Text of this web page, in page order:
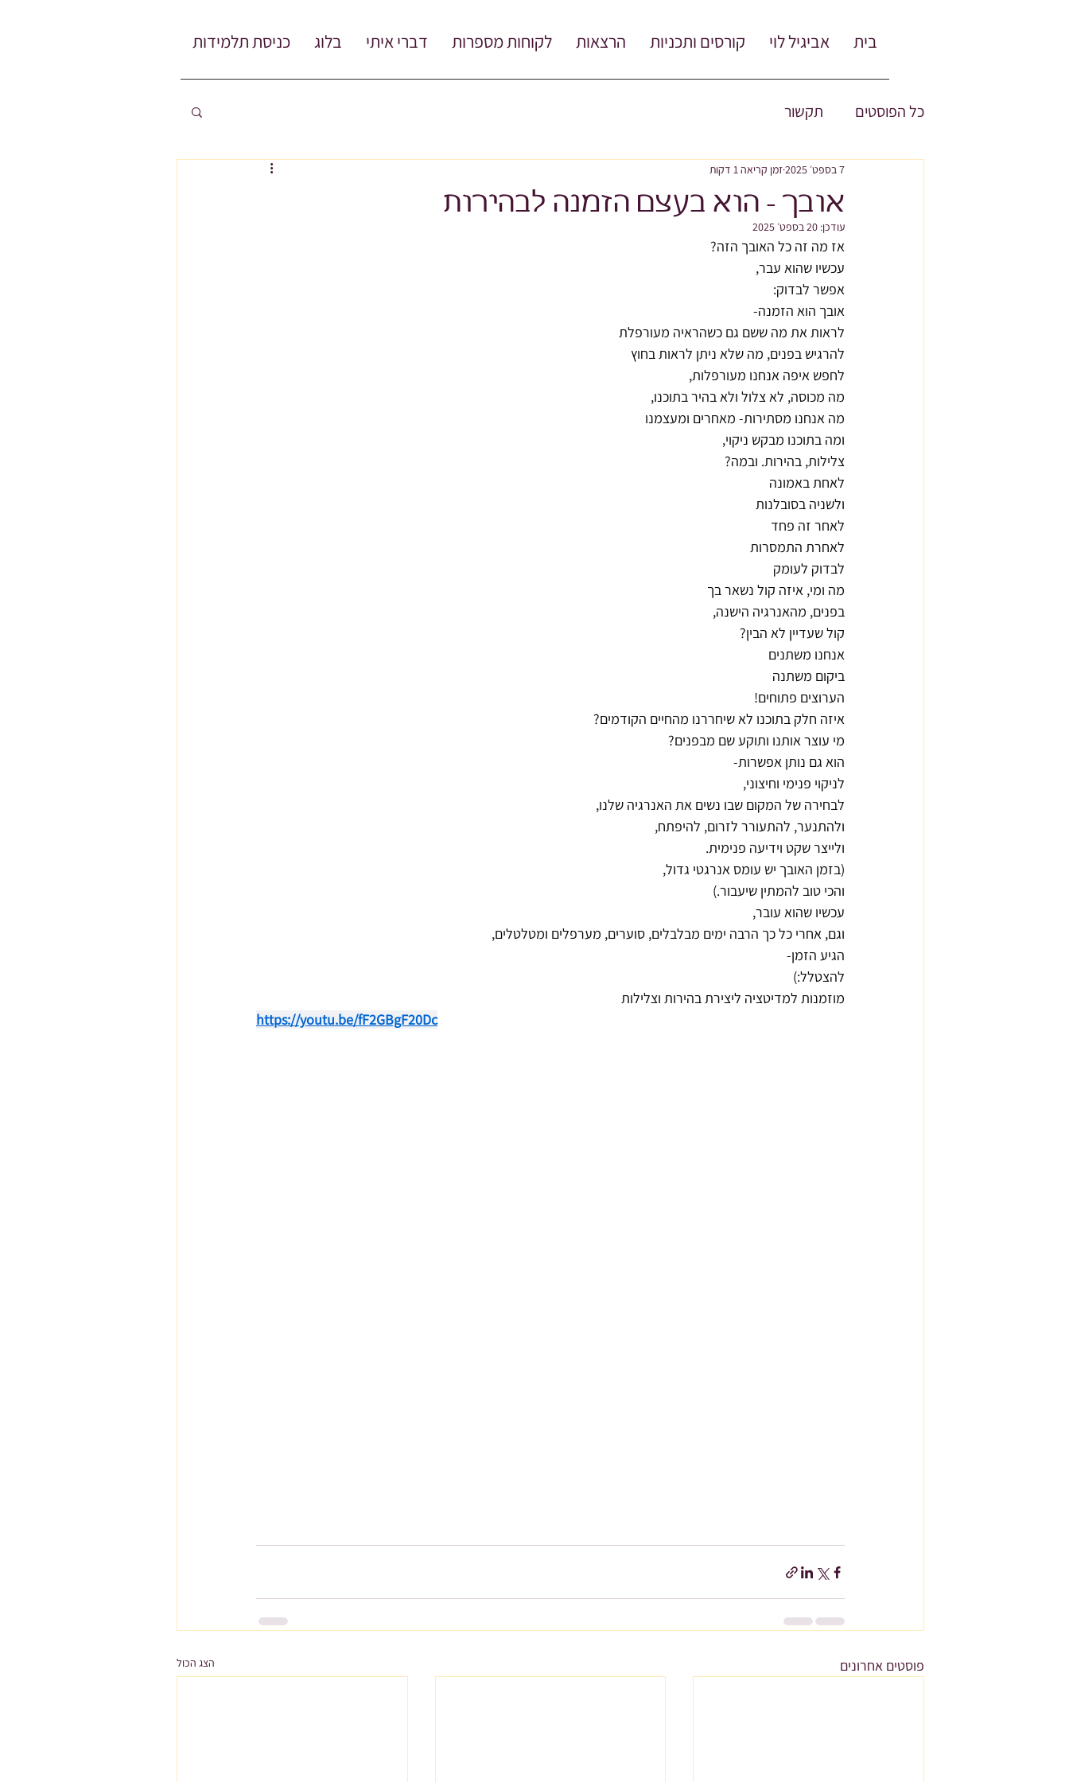
בית אביגיל לוי קורסים ותכניות הרצאות לקוחות מספרות דברי איתי בלוג כניסת תלמידות
כל הפוסטים תקשור
אובך - הוא בעצם הזמנה לבהירות
7 בספט׳ 2025 זמן קריאה 1 דקות
עודכן: 20 בספט׳ 2025
אז מה זה כל האובך הזה?
עכשיו שהוא עבר,
אפשר לבדוק:
אובך הוא הזמנה-
לראות את מה ששם גם כשהראיה מעורפלת
להרגיש בפנים, מה שלא ניתן לראות בחוץ
לחפש איפה אנחנו מעורפלות,
מה מכוסה, לא צלול ולא בהיר בתוכנו,
מה אנחנו מסתירות- מאחרים ומעצמנו
ומה בתוכנו מבקש ניקוי,
צלילות, בהירות. ובמה?
לאחת באמונה
ולשניה בסובלנות
לאחר זה פחד
לאחרת התמסרות
לבדוק לעומק
מה ומי, איזה קול נשאר בך
בפנים, מהאנרגיה הישנה,
קול שעדיין לא הבין?
אנחנו משתנים
ביקום משתנה
הערוצים פתוחים!
איזה חלק בתוכנו לא שיחררנו מהחיים הקודמים?
מי עוצר אותנו ותוקע שם מבפנים?
הוא גם נותן אפשרות-
לניקוי פנימי וחיצוני,
לבחירה של המקום שבו נשים את האנרגיה שלנו,
ולהתנער, להתעורר לזרום, להיפתח,
ולייצר שקט וידיעה פנימית.
(בזמן האובך יש עומס אנרגטי גדול,
והכי טוב להמתין שיעבור.)
עכשיו שהוא עובר,
וגם, אחרי כל כך הרבה ימים מבלבלים, סוערים, מערפלים ומטלטלים,
הגיע הזמן-
להצטלל:)
מוזמנות למדיטציה ליצירת בהירות וצלילות
https://youtu.be/fF2GBgF20Dc
פוסטים אחרונים הצג הכול